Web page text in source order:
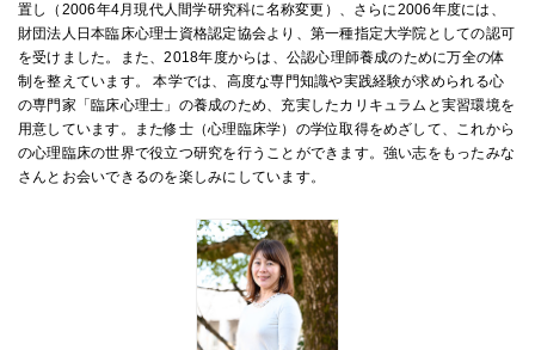
入試情報
交通アクセス
072-643-6221
置し（2006年4月現代人間学研究科に名称変更）、さらに2006年度には、
財団法人日本臨床心理士資格認定協会より、第一種指定大学院としての認可
を受けました。また、2018年度からは、公認心理師養成のために万全の体
制を整えています。
本学では、高度な専門知識や実践経験が求められる心
の専門家「臨床心理士」の養成のため、充実したカリキュラムと実習環境を
用意しています。また修士（心理臨床学）の学位取得をめざして、これから
の心理臨床の世界で役立つ研究を行うことができます。強い志をもったみな
さんとお会いできるのを楽しみにしています。